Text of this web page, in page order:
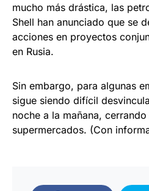
mucho más drástica, las
Shell han anunciado que se
acciones en proyectos
en Rusia.
Sin embargo, para algunas
sigue siendo difícil
noche a la mañana,
supermercados. (Con